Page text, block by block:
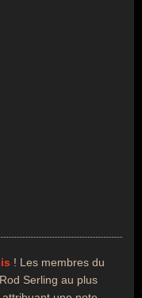
! Les membres du
Serling au plus